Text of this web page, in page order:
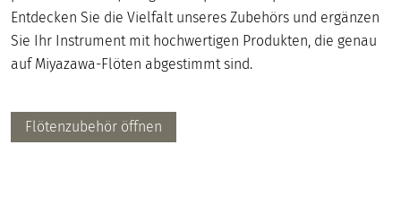
Entdecken Sie die Vielfalt unseres Zubehörs und ergänzen
Sie Ihr Instrument mit hochwertigen Produkten, die genau
auf Miyazawa-Flöten abgestimmt sind.
Flötenzubehör öffnen